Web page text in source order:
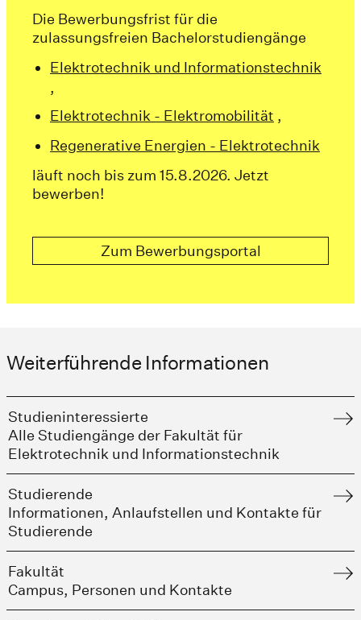
Die Bewerbungsfrist für die
zulassungsfreien Bachelorstudiengänge
Elektrotechnik und Informationstechnik
,
Elektrotechnik - Elektromobilität ,
Regenerative Energien - Elektrotechnik
läuft noch bis zum 15.8.2026. Jetzt
bewerben!
Zum Bewerbungsportal
Weiterführende Informationen
Studieninteressierte
Alle Studiengänge der Fakultät für
Elektrotechnik und Informationstechnik
Studierende
Informationen, Anlaufstellen und Kontakte für
Studierende
Fakultät
Campus, Personen und Kontakte